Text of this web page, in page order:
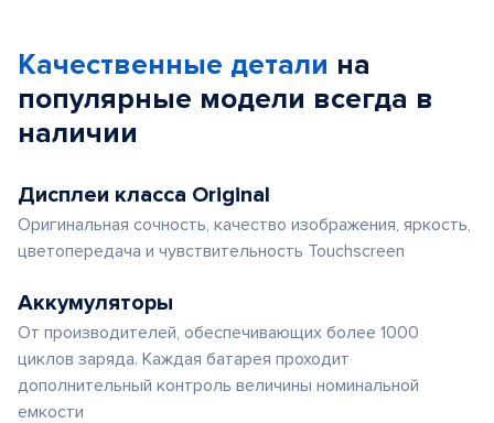
Качественные детали на
популярные модели всегда в
наличии
Дисплеи класса Original
Оригинальная сочность, качество изображения, яркость,
цветопередача и чувствительность Touchscreen
Аккумуляторы
От производителей, обеспечивающих более 1000
циклов заряда. Каждая батарея проходит
дополнительный контроль величины номинальной
емкости